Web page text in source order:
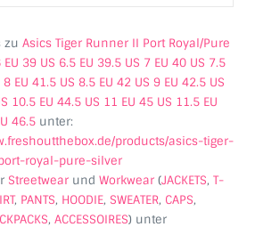
zu Asics Tiger Runner II Port Royal/Pure
39 US 6.5 EU 39.5 US 7 EU 40 US 7.5
8 EU 41.5 US 8.5 EU 42 US 9 EU 42.5 US
10.5 EU 44.5 US 11 EU 45 US 11.5 EU
46.5 unter:
products/asics-tiger-
royal-pure-silver
Streetwearund Workwear(JACKETS, T-
, PANTS, HOODIE, SWEATER, CAPS,
, ACCESSOIRES) unter